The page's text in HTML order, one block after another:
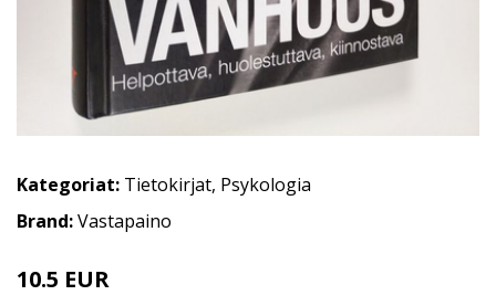
Kategoriat: Tietokirjat, Psykologia
Brand:Vastapaino
10.5 EUR